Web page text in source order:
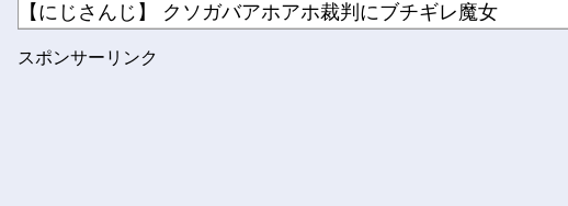
【にじさんじ】 クソガバアホアホ裁判にブチギレ魔女
遠藤さくらちゃん、まさかの写真無しだったｗ【乃木坂46】
スポンサーリンク